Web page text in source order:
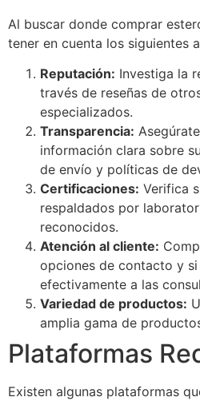
Al buscar donde comprar
tener en cuenta los siguientes
Reputación: Investiga la
través de reseñas de
especializados.
Transparencia:
información clara sobre
de envío y políticas de
Certificaciones: Verifica
respaldados por
reconocidos.
Atención al cliente:
opciones de contacto y
efectivamente a las
Variedad de productos:
amplia gama de
Plataformas
Existen algunas plataformas